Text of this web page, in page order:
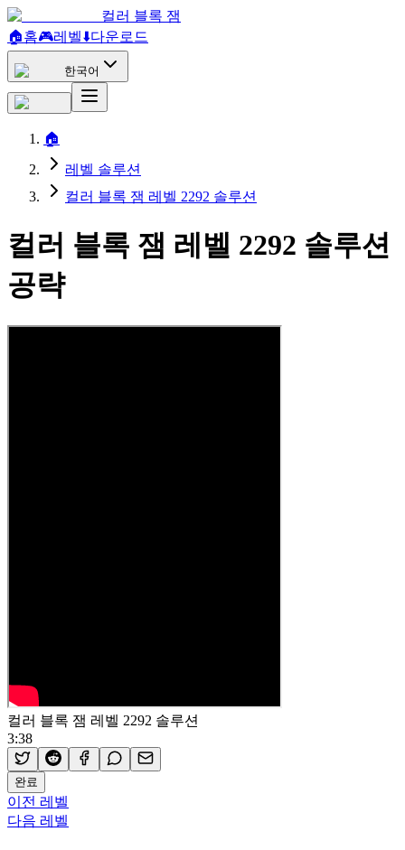
컬러 블록 잼
🏠홈🎮레벨⬇️다운로드
한국어
🏠
레벨 솔루션
컬러 블록 잼 레벨 2292 솔루션
컬러 블록 잼 레벨 2292 솔루션
공략
컬러 블록 잼 레벨 2292 솔루션
3:38
완료
이전 레벨
다음 레벨